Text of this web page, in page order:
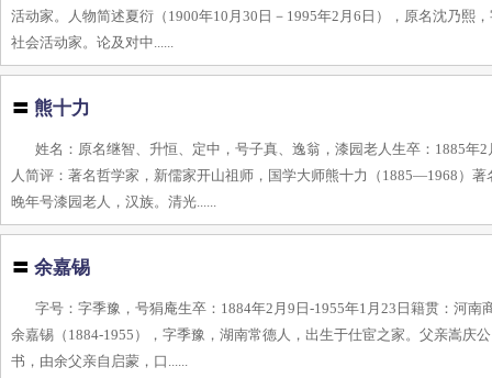
活动家。人物简述夏衍（1900年10月30日－1995年2月6日），原名沈乃熙
社会活动家。论及对中......
〓熊十力
姓名：原名继智、升恒、定中，号子真、逸翁，漆园老人生卒：1885
人简评：著名哲学家，新儒家开山祖师，国学大师熊十力（1885—1968）
晚年号漆园老人，汉族。清光......
〓余嘉锡
字号：字季豫，号狷庵生卒：1884年2月9日-1955年1月23日籍贯：河
余嘉锡（1884-1955），字季豫，湖南常德人，出生于仕宦之家。父亲嵩庆
书，由余父亲自启蒙，口......